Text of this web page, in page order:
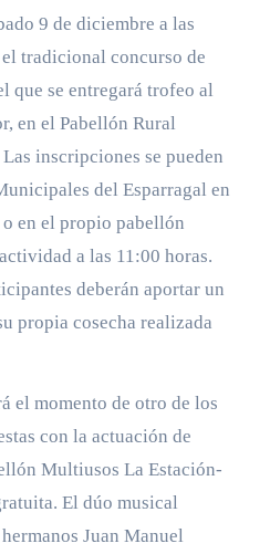
9 de diciembre a las
tradicional concurso de
que se entregará trofeo al
en el Pabellón Rural
inscripciones se pueden
del Esparragal en
en el propio pabellón
a las 11:00 horas.
deberán aportar un
propia cosecha realizada
el momento de otro de los
con la actuación de
Multiusos La Estación-
El dúo musical
Juan Manuel